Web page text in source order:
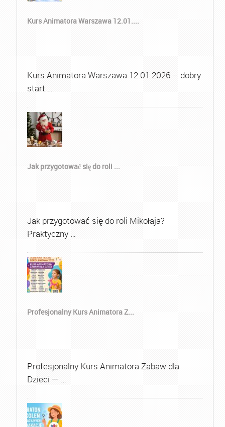
Kurs Animatora Warszawa 12.01....
Kurs Animatora Warszawa 12.01.2026 – dobry
start …
Jak przygotować się do roli ...
Jak przygotować się do roli Mikołaja?
Praktyczny …
Profesjonalny Kurs Animatora Z...
Profesjonalny Kurs Animatora Zabaw dla
Dzieci — …